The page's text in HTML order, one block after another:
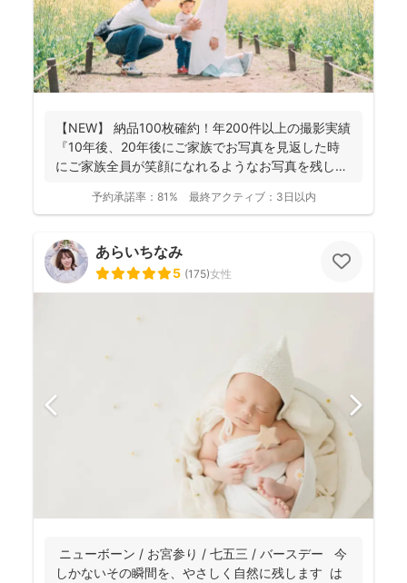
【NEW】 納品100枚確約！年200件以上の撮影実績
『10年後、20年後にご家族でお写真を見返した時
にご家族全員が笑顔になれるようなお写真を残し
予約承諾率： 81% 最終アクティブ： 3日以内
あらいちなみ
5 (175)女性
ニューボーン / お宮参り / 七五三 / バースデー 今
しかないその瞬間を、やさしく自然に残します は